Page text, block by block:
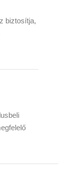
biztosítja,